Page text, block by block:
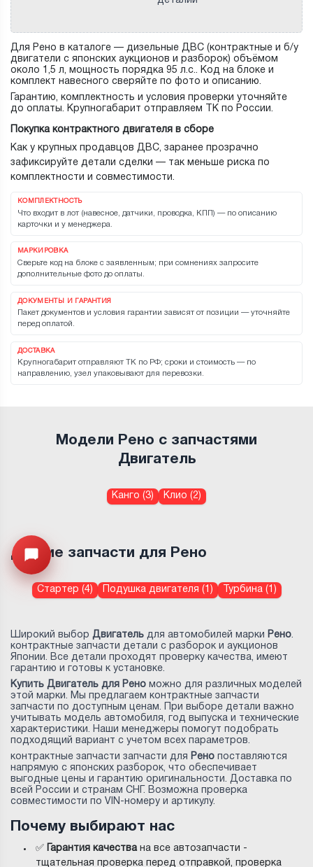
Для Рено в каталоге — дизельные ДВС (контрактные и б/у
двигатели с японских аукционов и разборок) объёмом
около 1,5 л, мощность порядка 95 л.с.. Код на блоке и
комплект навесного сверяйте по фото и описанию.
Гарантию, комплектность и условия проверки уточняйте
до оплаты. Крупногабарит отправляем ТК по России.
Покупка контрактного двигателя в сборе
Как у крупных продавцов ДВС, заранее прозрачно
зафиксируйте детали сделки — так меньше риска по
комплектности и совместимости.
КОМПЛЕКТНОСТЬ
Что входит в лот (навесное, датчики, проводка, КПП) — по описанию
карточки и у менеджера.
МАРКИРОВКА
Сверьте код на блоке с заявленным; при сомнениях запросите
дополнительные фото до оплаты.
ДОКУМЕНТЫ И ГАРАНТИЯ
Пакет документов и условия гарантии зависят от позиции — уточняйте
перед оплатой.
ДОСТАВКА
Крупногабарит отправляют ТК по РФ; сроки и стоимость — по
направлению, узел упаковывают для перевозки.
Открыть меню
Модели Рено с запчастями
Двигатель
Канго (3) Клио (2)
Другие запчасти для Рено
Стартер (4) Подушка двигателя (1) Турбина (1)
Широкий выбор Двигатель для автомобилей марки Рено.
контрактные запчасти детали с разборок и аукционов
Японии. Все детали проходят проверку качества, имеют
гарантию и готовы к установке.
Купить Двигатель для Рено можно для различных моделей
этой марки. Мы предлагаем контрактные запчасти
запчасти по доступным ценам. При выборе детали важно
учитывать модель автомобиля, год выпуска и технические
характеристики. Наши менеджеры помогут подобрать
подходящий вариант с учетом всех параметров.
контрактные запчасти запчасти для
Рено поставляются
напрямую с японских разборок, что обеспечивает
выгодные цены и гарантию оригинальности. Доставка по
всей России и странам СНГ. Возможна проверка
совместимости по VIN-номеру и артикулу.
Почему выбирают нас
✅ Гарантия качествана все автозапчасти -
тщательная проверка перед отправкой, проверка